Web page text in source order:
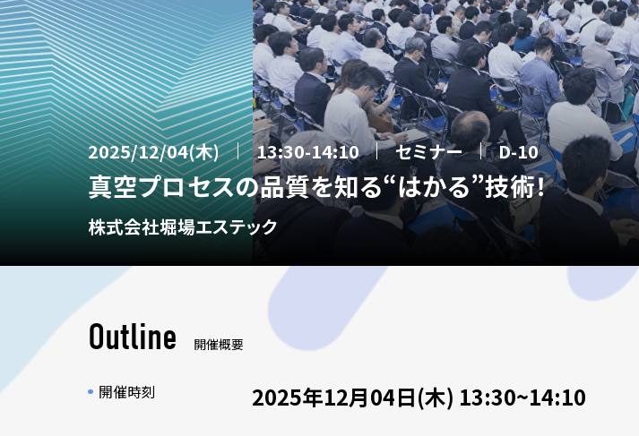
2025/12/04(木) 13:30-14:10 セミナー D-10
真空プロセスの品質を知る“はかる”技術！
株式会社堀場エステック
Outline 開催概要
開催時刻 2025年12月04日(木) 13:30~14:10